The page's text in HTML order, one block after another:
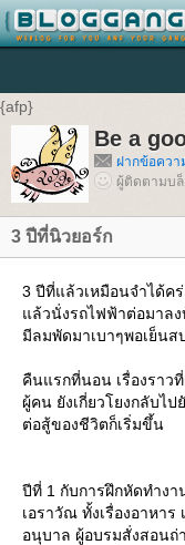
{afp}
Be a
ฝากข้อควา
ผู้ติดตามบ
3 ปีที่นิวยอร์ก
3 ปีที่แล้วเหมือนจำได้คร่
แล้วนั่งรถไฟฟ้าต่อมาล
มีลมพัดมาเบาๆพอเย็นส
คืนแรกที่นอน เรื่องราว
ผู้คน ยังเกี่ยวโยงกลับไ
ต่อสู้ของชีวิตก็เริ่มขึ้น
ปีที่ 1 กับการฝึกหัดทำง
เอราวัณ ทั้งเรื่องอาหาร
อนุบาล ผู้อบรมสั่งสอนถ่